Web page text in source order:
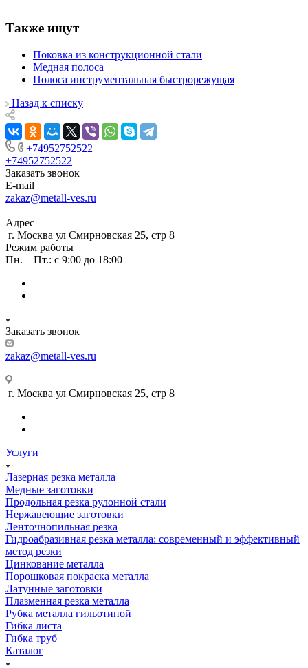
Также ищут
Поковка из конструкционной стали
Медная полоса
Полоса инструментальная быстрорежущая
Назад к списку
+74952752522
+74952752522
Заказать звонок
E-mail
zakaz@metall-ves.ru
Адрес
г. Москва ул Смирновская 25, стр 8
Режим работы
Пн. – Пт.: с 9:00 до 18:00
Заказать звонок
zakaz@metall-ves.ru
г. Москва ул Смирновская 25, стр 8
Услуги
Лазерная резка металла
Медные заготовки
Продольная резка рулонной стали
Нержавеющие заготовки
Ленточнопильная резка
Гидроабразивная резка металла: современный и эффективный
метод резки
Цинкование металла
Порошковая покраска металла
Латунные заготовки
Плазменная резка металла
Рубка металла гильотиной
Гибка листа
Гибка труб
Каталог